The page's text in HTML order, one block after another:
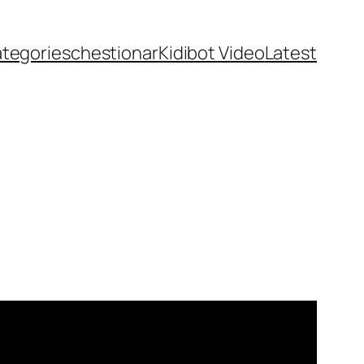
chestionarKidibot VideoLatest